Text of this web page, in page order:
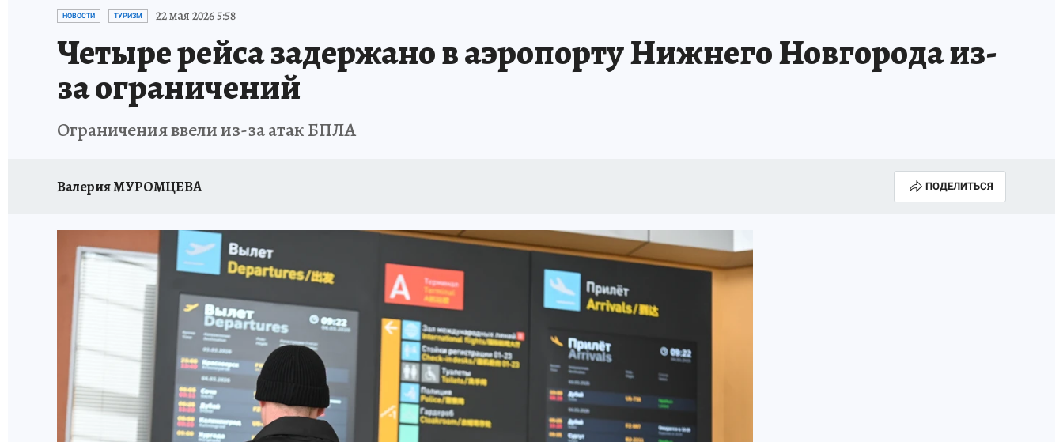
ИСПЫТАНО НА СЕБЕ
НОВОСТИ ТУРИЗМ 22 мая 2026 5:58
Четыре рейса задержано в аэропорту Нижнего Новгорода из-
за ограничений
Ограничения ввели из-за атак БПЛА
Валерия МУРОМЦЕВА ПОДЕЛИТЬСЯ